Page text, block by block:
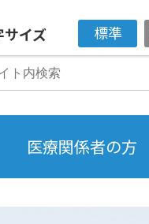
サイズ 標準
医療関係者の方